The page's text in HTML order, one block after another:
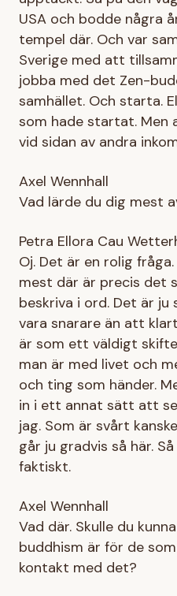
USA och bodde några
tempel där. Och var
Sverige med att
jobba med det Zen-
samhället. Och starta.
som hade startat. Men
vid sidan av andra
Axel Wennhall
Vad lärde du dig mest
Petra Ellora Cau
Oj. Det är en rolig
mest där är precis det
beskriva i ord. Det är
vara snarare än att
är som ett väldigt
man är med livet och
och ting som händer.
in i ett annat sätt att
jag. Som är svårt
går ju gradvis så här.
faktiskt.
Axel Wennhall
Vad där. Skulle du
buddhism är för de
kontakt med det?